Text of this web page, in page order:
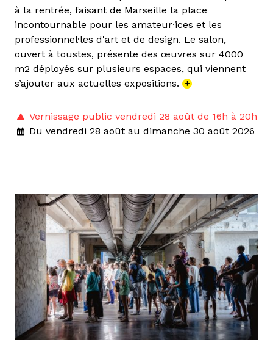
à la rentrée, faisant de Marseille la place
incontournable pour les amateur·ices et les
professionnel·les d'art et de design. Le salon,
ouvert à toustes, présente des œuvres sur 4000
m2 déployés sur plusieurs espaces, qui viennent
s’ajouter aux actuelles expositions. +
Vernissage public vendredi 28 août de 16h à 20h
Du vendredi 28 août au dimanche 30 août 2026